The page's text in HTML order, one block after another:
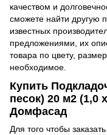
качеством и
сможете найти другую
известных
предложениями, их
товара по цвету,
необходимое.
Купить
песок) 20 м2 (1,0
Домфасад
Для того чтобы